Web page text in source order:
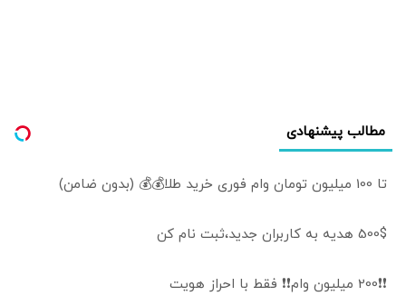
مطالب پیشنهادی
تا 100 میلیون تومان وام فوری خرید طلا💰💰 (بدون ضامن)
500$ هدیه به کاربران جدید،ثبت نام کن
❗❗200 میلیون وام❗❗ فقط با احراز هویت